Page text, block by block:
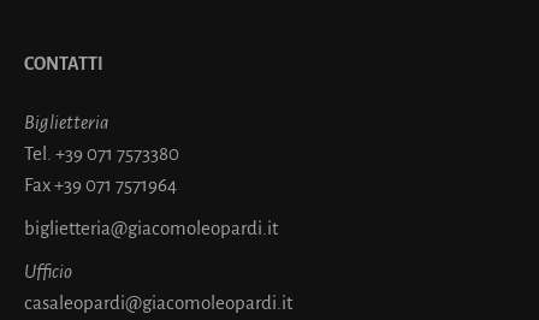
CONTATTI
Biglietteria
Tel. +39 071 7573380
Fax+39 071 7571964
biglietteria@giacomoleopardi.it
Ufficio
casaleopardi@giacomoleopardi.it